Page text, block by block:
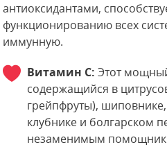
антиоксидантами,
функционированию всех
иммунную.
Витамин C: Этот
содержащийся в
грейпфруты),
клубнике и болгарском
незаменимым